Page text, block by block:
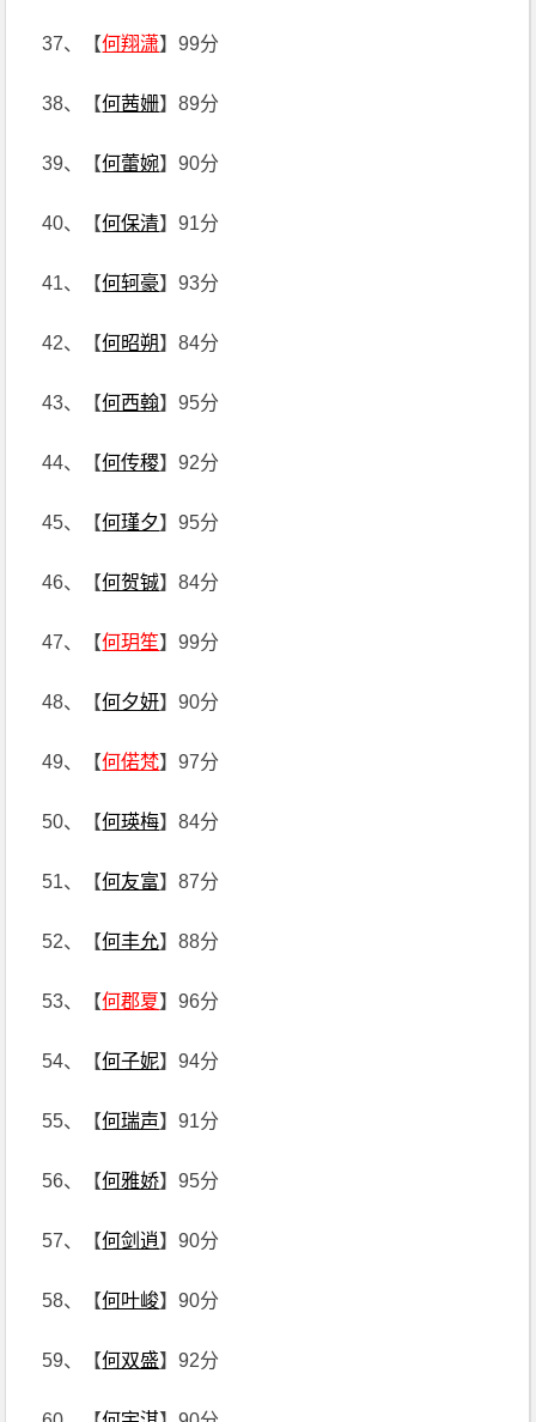
37、【何翔潇】99分
38、【何茜姗】89分
39、【何蕾婉】90分
40、【何保清】91分
41、【何轲豪】93分
42、【何昭朔】84分
43、【何西翰】95分
44、【何传稷】92分
45、【何瑾夕】95分
46、【何贺铖】84分
47、【何玥笙】99分
48、【何夕妍】90分
49、【何偌梵】97分
50、【何瑛梅】84分
51、【何友富】87分
52、【何丰允】88分
53、【何郡夏】96分
54、【何子妮】94分
55、【何瑞声】91分
56、【何雅娇】95分
57、【何剑逍】90分
58、【何叶峻】90分
59、【何双盛】92分